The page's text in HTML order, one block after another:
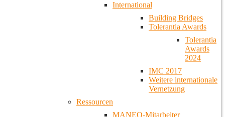
International
Building Bridges
Tolerantia Awards
Tolerantia
Awards
2024
IMC 2017
Weitere internationale
Vernetzung
Ressourcen
MANEO-Mitarbeiter